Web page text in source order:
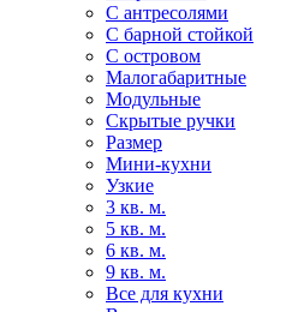
С антресолями
С барной стойкой
С островом
Малогабаритные
Модульные
Скрытые ручки
Размер
Мини-кухни
Узкие
3 кв. м.
5 кв. м.
6 кв. м.
9 кв. м.
Все для кухни